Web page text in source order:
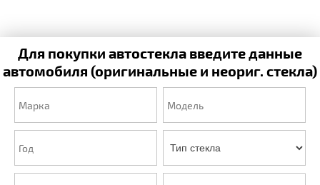
Для покупки автостекла введите данные
автомобиля (оригинальные и неориг. стекла)